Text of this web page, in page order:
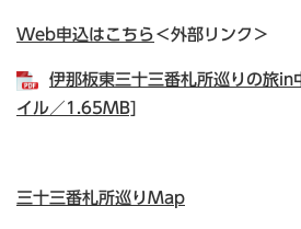
Web申込はこちら ＜外部リンク＞
伊那板東三十三番札所巡りの旅in
イル／1.65MB]
三十三番札所巡りMap